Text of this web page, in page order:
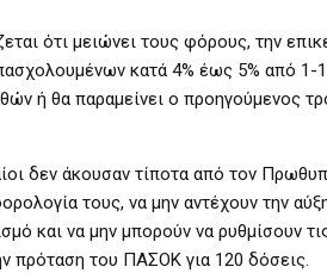
ότι μειώνει τους φόρους, την
κατά 4% έως 5% από 1-
ή θα παραμείνει ο προηγούμενος
δεν άκουσαν τίποτα από τον
τους, να μην αντέχουν την
και να μην μπορούν να ρυθμίσουν
πρόταση του ΠΑΣΟΚ για 120 δόσεις.